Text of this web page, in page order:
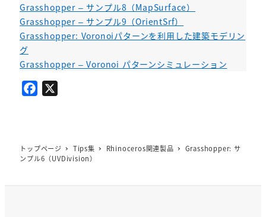
Grasshopper – サンプル8（MapSurface）
Grasshopper – サンプル9（OrientSrf）
Grasshopper: Voronoiパターンを利用した建築モデリン
グ
Grasshopper – Voronoi パターンシミュレーション
b
o
トップページ Tips集 Rhinoceros関連製品
Grasshopper: サ
ンプル6（UVDivision）